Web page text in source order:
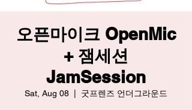
오픈마이크 OpenMic
+ 잼세션
JamSession
Sat, Aug 08 굿프렌즈 언더그라운드